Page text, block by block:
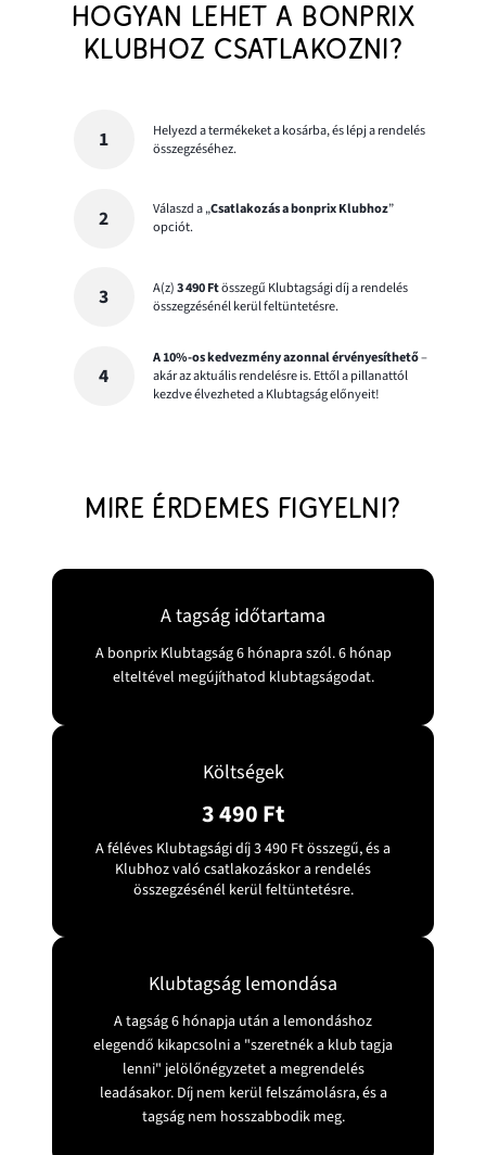
HOGYAN LEHET A BONPRIX
KLUBHOZ CSATLAKOZNI?
Helyezd a termékeket a kosárba, és lépj a rendelés
összegzéséhez.
Válaszd a „Csatlakozás a bonprix Klubhoz”
opciót.
A(z)3 490 Ftösszegű Klubtagsági díj a rendelés
összegzésénél kerül feltüntetésre.
A 10%-os kedvezmény azonnal érvényesíthető–
akár az aktuális rendelésre is. Ettől a pillanattól
kezdve élvezheted a Klubtagság előnyeit!
MIRE ÉRDEMES FIGYELNI?
A tagság időtartama
A bonprix Klubtagság 6 hónapra szól. 6 hónap
elteltével megújíthatod klubtagságodat.
Költségek
3 490 Ft
A féléves Klubtagsági díj 3 490 Ft összegű, és a
Klubhoz való csatlakozáskor a rendelés
összegzésénél kerül feltüntetésre.
Klubtagság lemondása
A tagság 6 hónapja után a lemondáshoz
elegendő kikapcsolni a "szeretnék a klub tagja
lenni" jelölőnégyzetet a megrendelés
leadásakor. Díj nem kerül felszámolásra, és a
tagság nem hosszabbodik meg.